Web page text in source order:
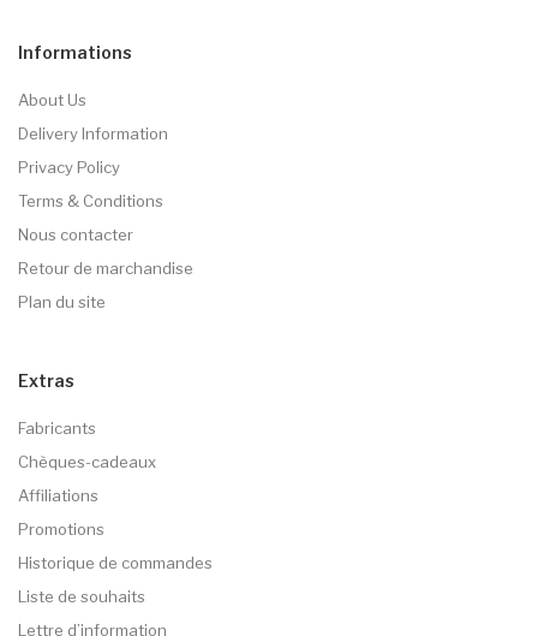
Informations
About Us
Delivery Information
Privacy Policy
Terms & Conditions
Nous contacter
Retour de marchandise
Plan du site
Extras
Fabricants
Chèques-cadeaux
Affiliations
Promotions
Historique de commandes
Liste de souhaits
Lettre d’information